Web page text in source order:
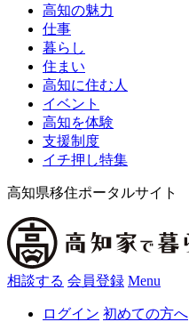
高知の魅力
仕事
暮らし
住まい
高知に住む人
イベント
高知を体験
支援制度
イチ押し特集
高知県移住ポータルサイト
相談する 会員登録 Menu
ログイン 初めての方へ